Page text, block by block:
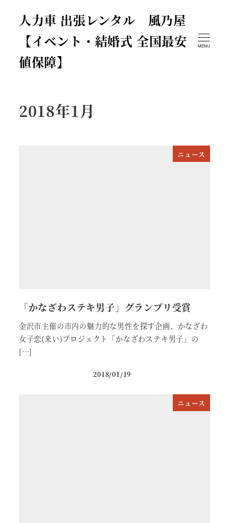
人力車 出張レンタル 風乃屋
【イベント・結婚式 全国最安
値保障】
MENU
2018年1月
ニュース
「かなざわステキ男子」グランプリ受賞
金沢市主催の市内の魅力的な男性を探す企画、かなざわ
女子恋(来い)プロジェクト「かなざわステキ男子」の
[…]
2018/01/19
ニュース